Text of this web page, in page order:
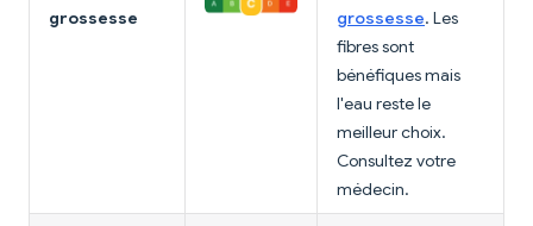
grossesse
grossesse. Les
fibres sont
bénéfiques mais
l'eau reste le
meilleur choix.
Consultez votre
médecin.